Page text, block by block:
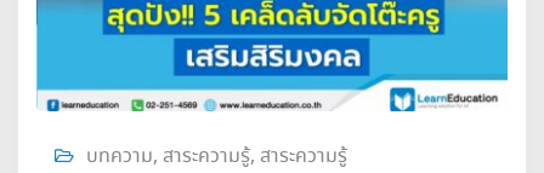
บทความ, สาระความรู้, สาระความรู้